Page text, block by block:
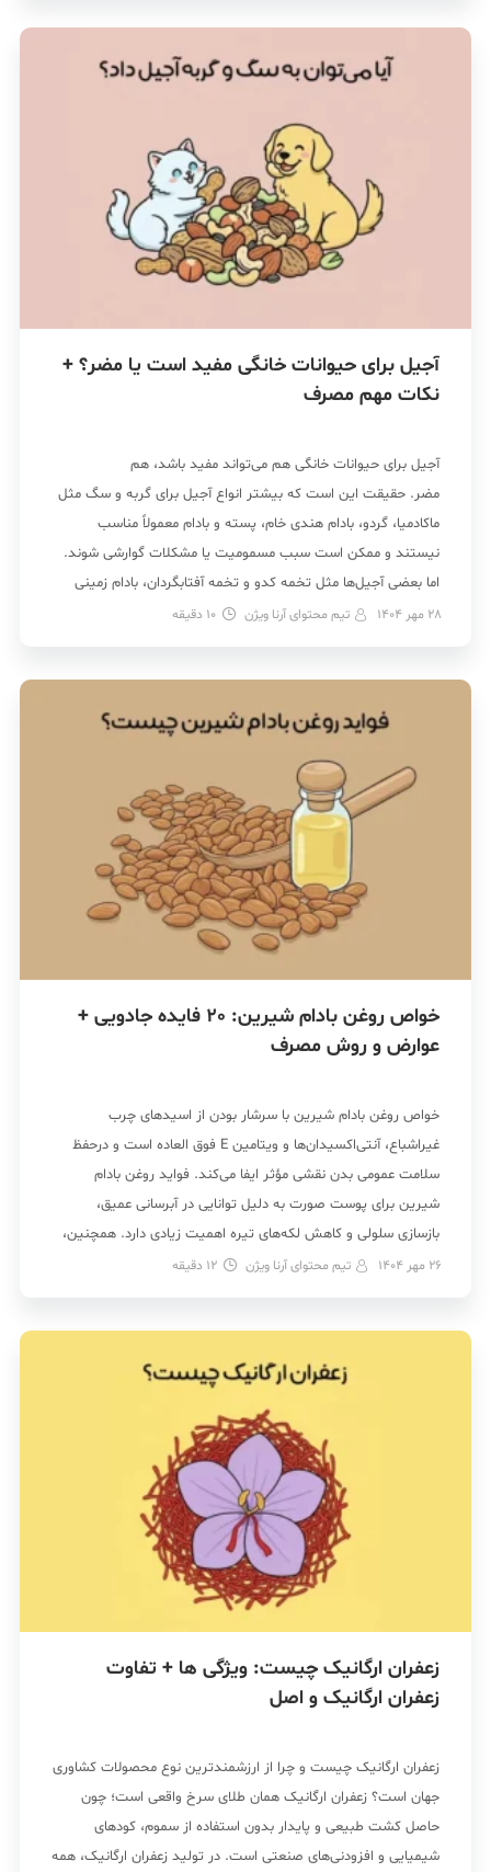
آجیل برای حیوانات خانگی مفید است یا مضر؟ +
نکات مهم مصرف
آجیل برای حیوانات خانگی هم می‌تواند مفید باشد، هم
مضر. حقیقت این است که بیشتر انواع آجیل برای گربه و سگ مثل
ماکادمیا، گردو، بادام هندی خام، پسته و بادام معمولاً مناسب
نیستند و ممکن است سبب مسمومیت یا مشکلات گوارشی شوند.
اما بعضی آجیل‌ها مثل تخمه کدو و تخمه آفتابگردان، بادام زمینی
بدون پوست و بادام […]
28 مهر 1404 تیم محتوای آرنا ویژن 10 دقیقه
خواص روغن بادام شیرین: 20 فایده جادویی +
عوارض و روش‌ مصرف
خواص روغن بادام شيرين با سرشار بودن از اسیدهای چرب
غیراشباع، آنتی‌اکسیدان‌ها و ویتامین E فوق العاده است و درحفظ
سلامت عمومی بدن نقشی مؤثر ایفا می‌کند. فواید روغن بادام
شيرين برای پوست صورت به دلیل توانایی در آبرسانی عمیق،
بازسازی سلولی و کاهش لکه‌های تیره اهمیت زیادی دارد. همچنین،
خواص روغن بادام شيرين خوراکی شامل […]
26 مهر 1404 تیم محتوای آرنا ویژن 12 دقیقه
زعفران ارگانیک چیست: ویژگی ها + تفاوت
زعفران ارگانیک و اصل
زعفران ارگانیک چیست و چرا از ارزشمندترین نوع محصولات کشاوری
جهان است؟ زعفران ارگانیک همان طلای سرخ واقعی است؛ چون
حاصل کشت طبیعی و پایدار بدون استفاده از سموم، کودهای
شیمیایی و افزودنی‌های صنعتی است. در تولید زعفران ارگانیک، همه